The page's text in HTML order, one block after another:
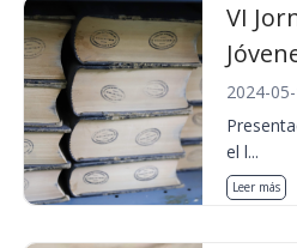
VI
2024-
el l...
Leer más